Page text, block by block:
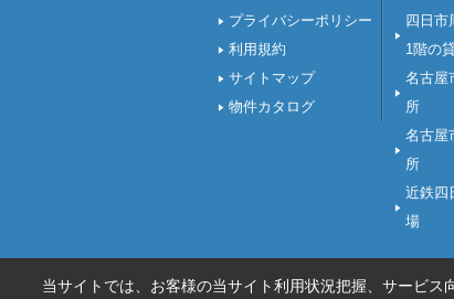
プライバシーポリシー
利用規約
サイトマップ
物件カタログ
四日市
1階の
名古屋
所
名古屋
所
近鉄四
場
当サイトでは、お客様の当サイト利用状況把握、サービ